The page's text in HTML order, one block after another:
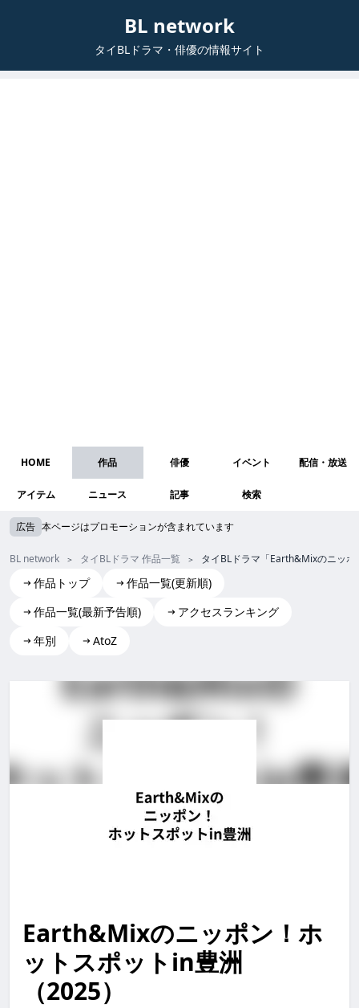
BL network
タイBLドラマ・俳優の情報サイト
HOME 作品 俳優 イベント 配信・放送
アイテム ニュース 記事 検索
広告 本ページはプロモーションが含まれています
BL network タイBLドラマ 作品一覧 タイBLドラマ「Earth&Mixのニッ
作品トップ
作品一覧(更新順)
作品一覧(最新予告順)
アクセスランキング
年別
AtoZ
Earth&Mixのニッポン！ホットスポットin豊洲
Earth&Mixのニッポン！ホットスポットin豊洲 earth&mix
Earth&Mixのニッポン！ホ
ットスポットin豊洲
（2025）
earth&mixのニッポン！ホットスポットin豊洲